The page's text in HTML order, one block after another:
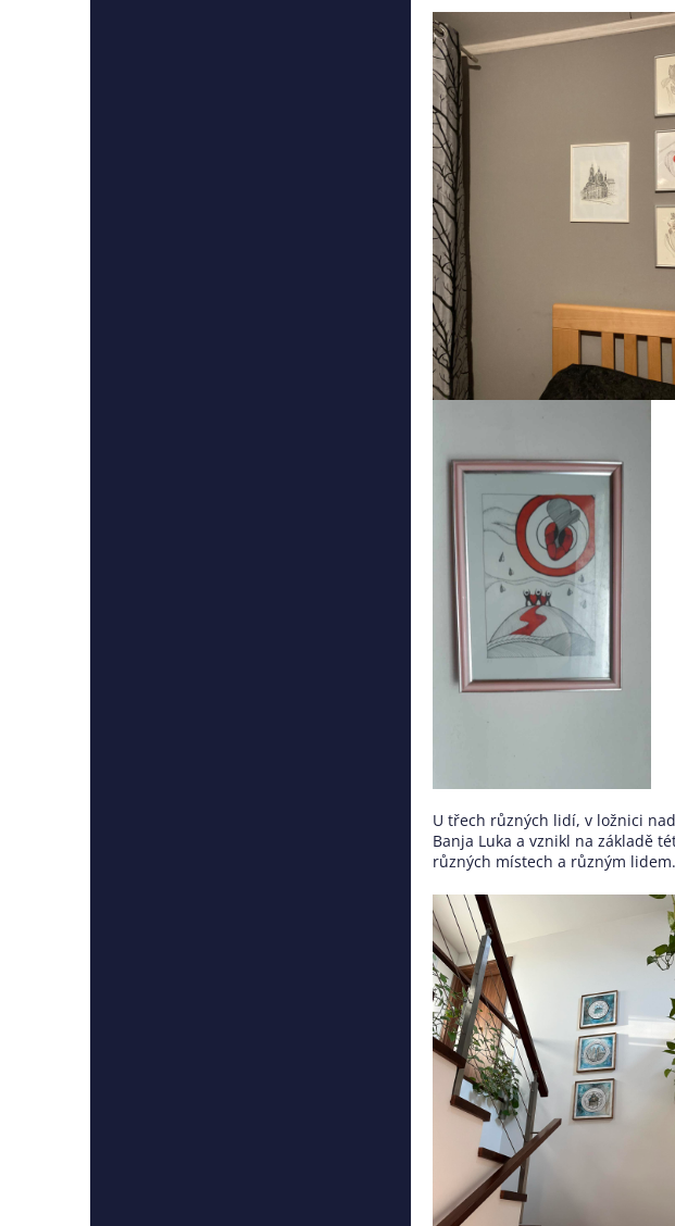
U třech různých lidí, v ložnici
Banja Luka a vznikl na základě
různých místech a různým